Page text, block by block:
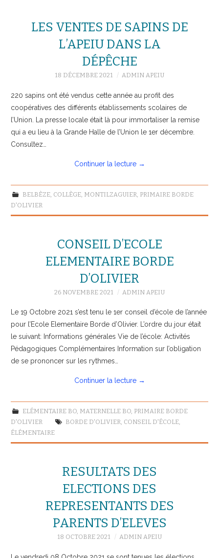
LES VENTES DE SAPINS DE
L’APEIU DANS LA
DÉPÊCHE
18 DÉCEMBRE 2021 ADMIN APEIU
220 sapins ont été vendus cette année au profit des
coopératives des différents établissements scolaires de
l’Union. La presse locale était là pour immortaliser la remise
qui a eu lieu à la Grande Halle de l’Union le 1er décembre.
Consultez…
Continuer la lecture →
BELBÈZE, COLLÈGE, MONTILZAGUIER PRIMAIRE BORDE
D'OLIVIER
CONSEIL D’ECOLE
ELEMENTAIRE BORDE
D’OLIVIER
26 NOVEMBRE 2021 ADMIN APEIU
Le 19 Octobre 2021 s’est tenu le 1er conseil d’école de l’année
pour l’Ecole Elementaire Borde d’Olivier. L’ordre du jour était
le suivant: Informations générales Vie de l’école: Activités
Pédagogiques Complémentaires Information sur l’obligation
de se prononcer sur les rythmes…
Continuer la lecture →
ELÉMENTAIRE BO, MATERNELLE BO, PRIMAIRE BORDE
D'OLIVIER
BORDE D'OLIVIER, CONSEIL D'ÉCOLE,
ÉLÉMENTAIRE
RESULTATS DES
ELECTIONS DES
REPRESENTANTS DES
PARENTS D’ELEVES
18 OCTOBRE 2021 ADMIN APEIU